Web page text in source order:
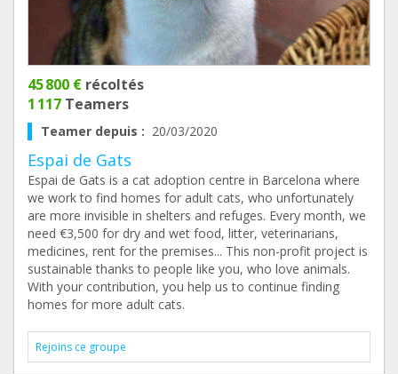
45 800 € récoltés
1 117 Teamers
Teamer depuis : 20/03/2020
Espai de Gats
Espai de Gats is a cat adoption centre in Barcelona where
we work to find homes for adult cats, who unfortunately
are more invisible in shelters and refuges. Every month, we
need €3,500 for dry and wet food, litter, veterinarians,
medicines, rent for the premises... This non-profit project is
sustainable thanks to people like you, who love animals.
With your contribution, you help us to continue finding
homes for more adult cats.
Rejoins ce groupe